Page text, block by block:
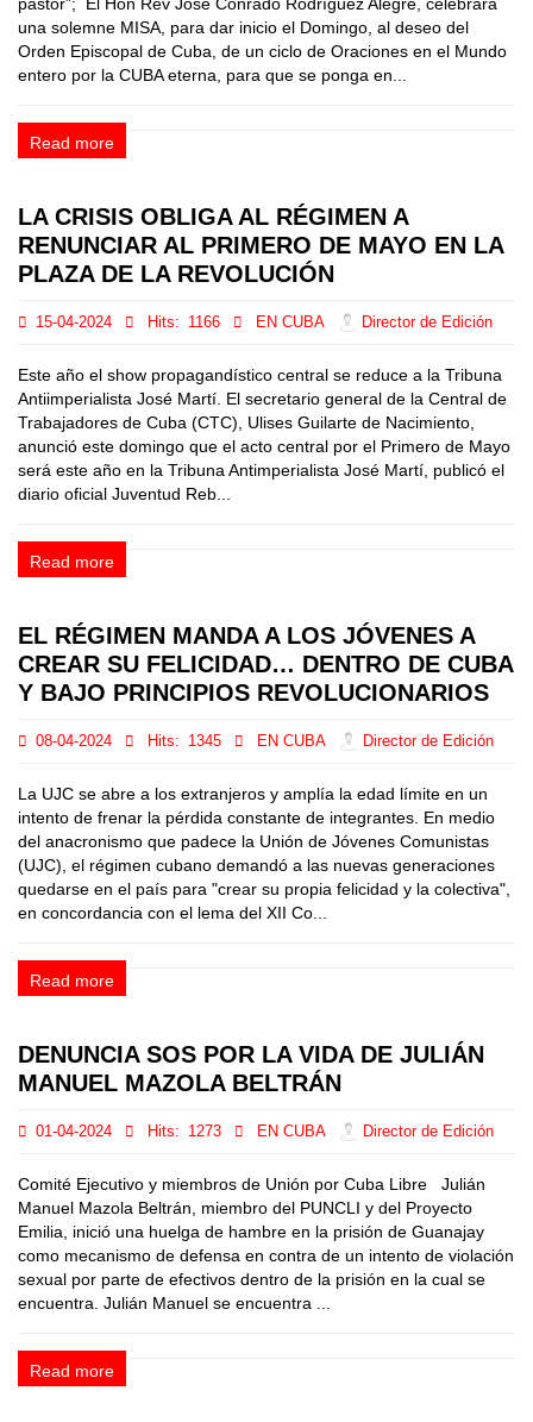
pastor”; El Hon Rev José Conrado Rodríguez Alegre, celebrará
una solemne MISA, para dar inicio el Domingo, al deseo del
Orden Episcopal de Cuba, de un ciclo de Oraciones en el Mundo
entero por la CUBA eterna, para que se ponga en...
Read more
LA CRISIS OBLIGA AL RÉGIMEN A
RENUNCIAR AL PRIMERO DE MAYO EN LA
PLAZA DE LA REVOLUCIÓN
15-04-2024 Hits: 1166 EN CUBA Director de Edición
Este año el show propagandístico central se reduce a la Tribuna
Antiimperialista José Martí. El secretario general de la Central de
Trabajadores de Cuba (CTC), Ulises Guilarte de Nacimiento,
anunció este domingo que el acto central por el Primero de Mayo
será este año en la Tribuna Antimperialista José Martí, publicó el
diario oficial Juventud Reb...
Read more
EL RÉGIMEN MANDA A LOS JÓVENES A
CREAR SU FELICIDAD… DENTRO DE CUBA
Y BAJO PRINCIPIOS REVOLUCIONARIOS
08-04-2024 Hits: 1345 EN CUBA Director de Edición
La UJC se abre a los extranjeros y amplía la edad límite en un
intento de frenar la pérdida constante de integrantes. En medio
del anacronismo que padece la Unión de Jóvenes Comunistas
(UJC), el régimen cubano demandó a las nuevas generaciones
quedarse en el país para "crear su propia felicidad y la colectiva",
en concordancia con el lema del XII Co...
Read more
DENUNCIA SOS POR LA VIDA DE JULIÁN
MANUEL MAZOLA BELTRÁN
01-04-2024 Hits: 1273 EN CUBA Director de Edición
Comité Ejecutivo y miembros de Unión por Cuba Libre Julián
Manuel Mazola Beltrán, miembro del PUNCLI y del Proyecto
Emilia, inició una huelga de hambre en la prisión de Guanajay
como mecanismo de defensa en contra de un intento de violación
sexual por parte de efectivos dentro de la prisión en la cual se
encuentra. Julián Manuel se encuentra ...
Read more